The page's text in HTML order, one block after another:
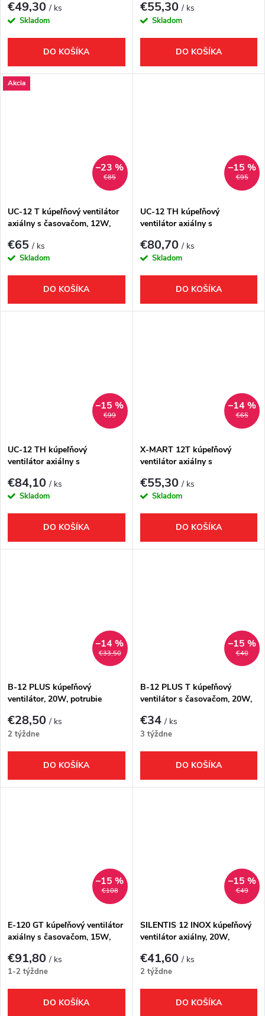
€49,30/ ks
Skladom
DO KOŠÍKA
€55,30/ ks
Skladom
DO KOŠÍKA
Akcia
€85
–23 %
UC-12 T kúpeľňový ventilátor
axiálny s časovačom, 12W,
€65/ ks
Skladom
DO KOŠÍKA
€95
–15 %
UC-12 TH kúpeľňový
ventilátor axiálny s
120mm, biela
€80,70/ ks
Skladom
DO KOŠÍKA
€99
–15 %
UC-12 TH kúpeľňový
ventilátor axiálny s
120mm, čierna
€84,10/ ks
Skladom
DO KOŠÍKA
€65
–14 %
X-MART 12T kúpeľňový
ventilátor axiálny s
120mm, biela
€55,30/ ks
Skladom
DO KOŠÍKA
€33,50
–14 %
B-12 PLUS kúpeľňový
ventilátor, 20W, potrubie
€28,50/ ks
2 týždne
DO KOŠÍKA
€40
–15 %
B-12 PLUS T kúpeľňový
ventilátor s časovačom, 20W,
€34/ ks
3 týždne
DO KOŠÍKA
€108
–15 %
E-120 GT kúpeľňový ventilátor
axiálny s časovačom, 15W,
€91,80/ ks
1-2 týždne
DO KOŠÍKA
€49
–15 %
SILENTIS 12 INOX kúpeľňový
ventilátor axiálny, 20W,
€41,60/ ks
2 týždne
DO KOŠÍKA